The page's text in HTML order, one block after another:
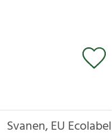
Svanen, EU Ecolabel